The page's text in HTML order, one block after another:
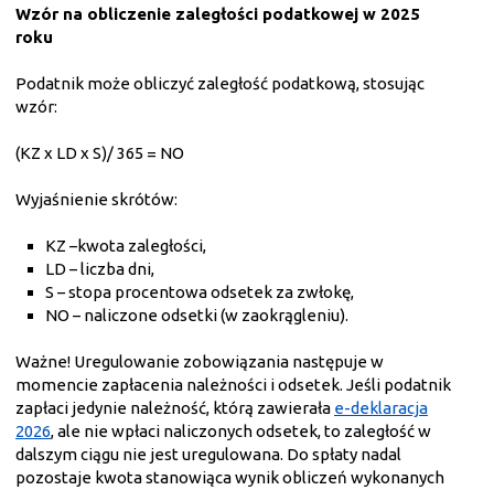
Wzór na obliczenie zaległości podatkowej w 2025
roku
Podatnik może obliczyć zaległość podatkową, stosując
wzór:
(KZ x LD x S)/ 365 = NO
Wyjaśnienie skrótów:
KZ –kwota zaległości,
LD – liczba dni,
S – stopa procentowa odsetek za zwłokę,
NO – naliczone odsetki (w zaokrągleniu).
Ważne! Uregulowanie zobowiązania następuje w
momencie zapłacenia należności i odsetek. Jeśli podatnik
zapłaci jedynie należność, którą zawierała e-deklaracja
2026, ale nie wpłaci naliczonych odsetek, to zaległość w
dalszym ciągu nie jest uregulowana. Do spłaty nadal
pozostaje kwota stanowiąca wynik obliczeń wykonanych